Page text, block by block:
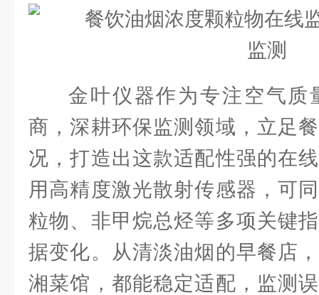
金叶仪器作为专注空气质
商，深耕环保监测领域，立足
况，打造出这款适配性强的在
用高精度激光散射传感器，可
粒物、非甲烷总烃等多项关键
据变化。从清淡油烟的早餐店
湘菜馆，都能稳定适配，监测